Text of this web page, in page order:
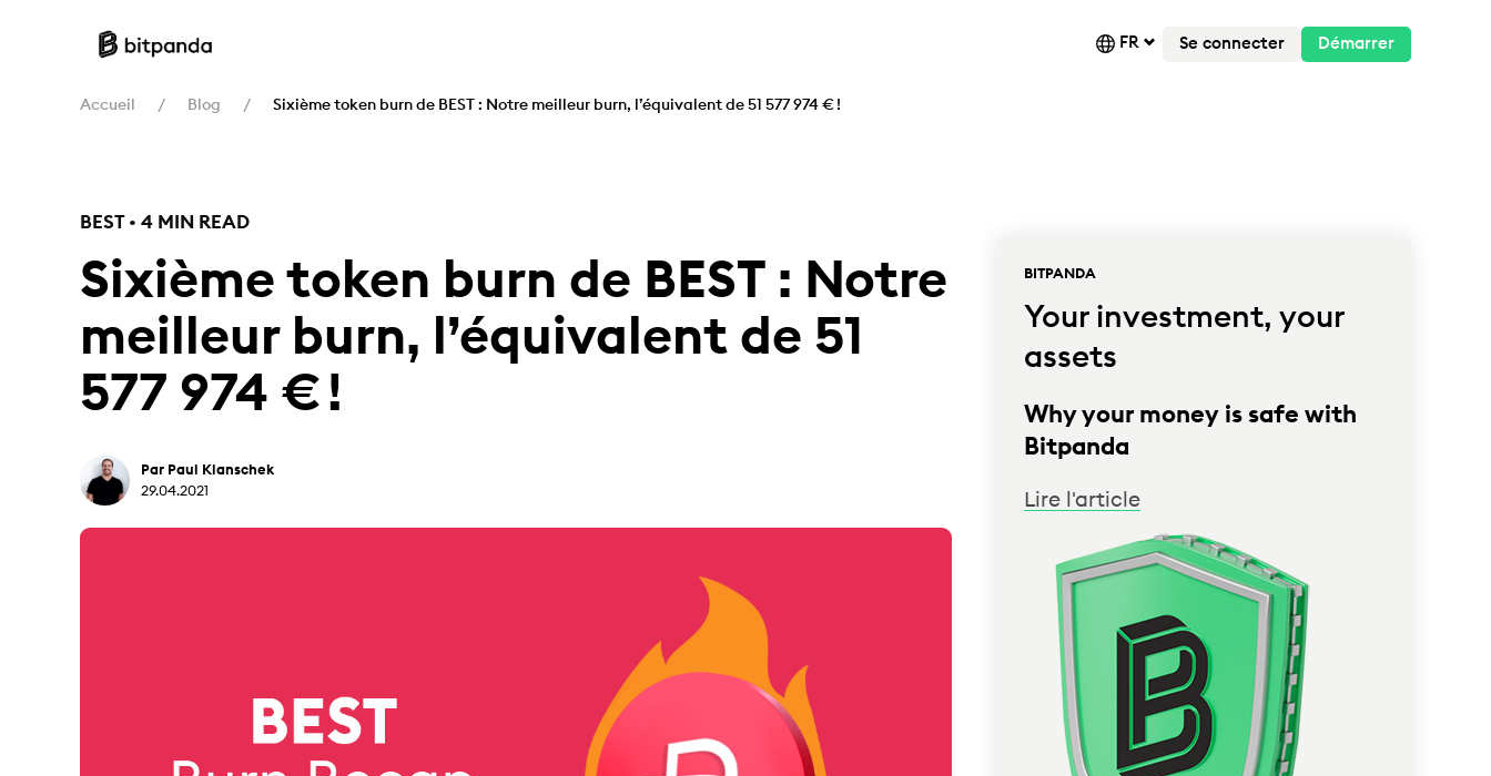
FR Se connecter Démarrer
Accueil Blog Sixième token burn de BEST : Notre meilleur burn, l’équivalent de 51 577 974 € !
BEST • 4 MIN READ
Sixième token burn de BEST : Notre
meilleur burn, l’équivalent de 51
577 974 € !
Par Paul Klanschek
29.04.2021
BITPANDA
Your investment, your
assets
Why your money is safe with
Bitpanda
Lire l'article